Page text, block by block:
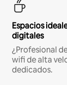
Espacios
digitales
¿Profesional
wifi de alta
dedicados.